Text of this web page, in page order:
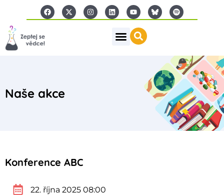
Naše akce
Konference ABC
22. října 2025 08:00